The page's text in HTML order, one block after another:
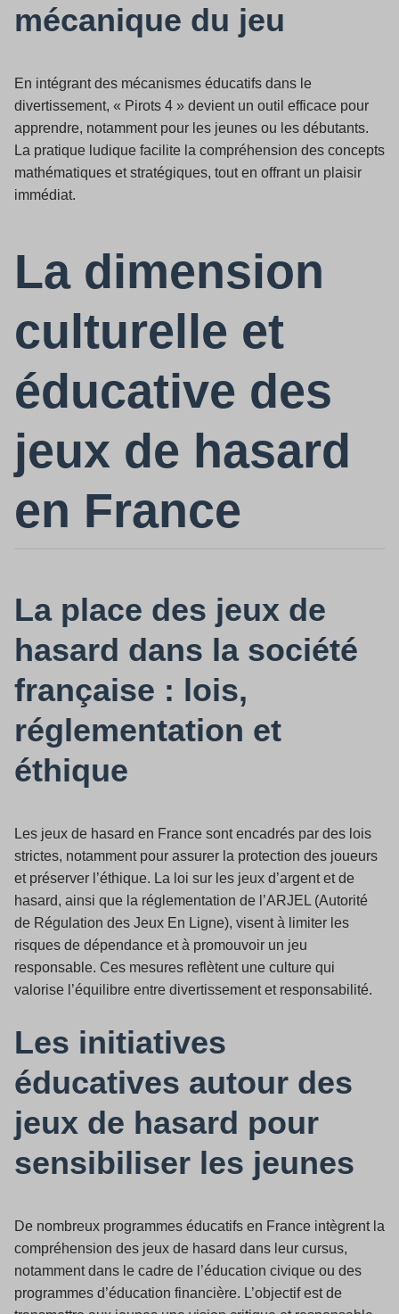
mécanique du jeu
En intégrant des mécanismes éducatifs dans le
divertissement, « Pirots 4 » devient un outil efficace pour
apprendre, notamment pour les jeunes ou les débutants.
La pratique ludique facilite la compréhension des concepts
mathématiques et stratégiques, tout en offrant un plaisir
immédiat.
La dimension
culturelle et
éducative des
jeux de hasard
en France
La place des jeux de
hasard dans la société
française : lois,
réglementation et
éthique
Les jeux de hasard en France sont encadrés par des lois
strictes, notamment pour assurer la protection des joueurs
et préserver l’éthique. La loi sur les jeux d’argent et de
hasard, ainsi que la réglementation de l’ARJEL (Autorité
de Régulation des Jeux En Ligne), visent à limiter les
risques de dépendance et à promouvoir un jeu
responsable. Ces mesures reflètent une culture qui
valorise l’équilibre entre divertissement et responsabilité.
Les initiatives
éducatives autour des
jeux de hasard pour
sensibiliser les jeunes
De nombreux programmes éducatifs en France intègrent la
compréhension des jeux de hasard dans leur cursus,
notamment dans le cadre de l’éducation civique ou des
programmes d’éducation financière. L’objectif est de